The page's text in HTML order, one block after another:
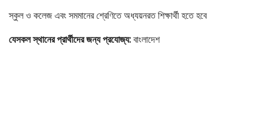
স্কুল ও কলেজ এবং সমমানের শ্রেণিতে অধ্যয়নরত শিক্ষার্থী হতে হবে
যেসকল স্থানের প্রার্থীদের জন্য প্রযোজ্য:বাংলাদেশ